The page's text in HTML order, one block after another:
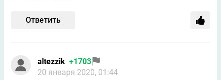
Ответить
altezzik +1703
20 января 2020, 01:44